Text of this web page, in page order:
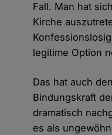
Fall. Man hat
Kirche
legitime Option
Das hat auch
Bindungskraft
dramatisch
es als